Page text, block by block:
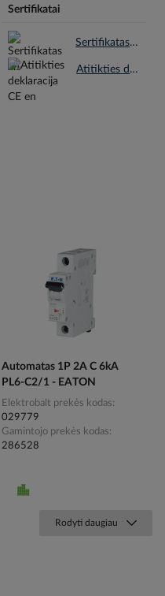
Sertifikatai
Sertifikatas en.pdf
Atitikties deklaracija CE en.pdf
Automatas 1P 2A C 6kA
PL6-C2/1 - EATON
Elektrobalt prekės kodas
029779
Gamintojo prekės kodas
286528
Rodyti daugiau